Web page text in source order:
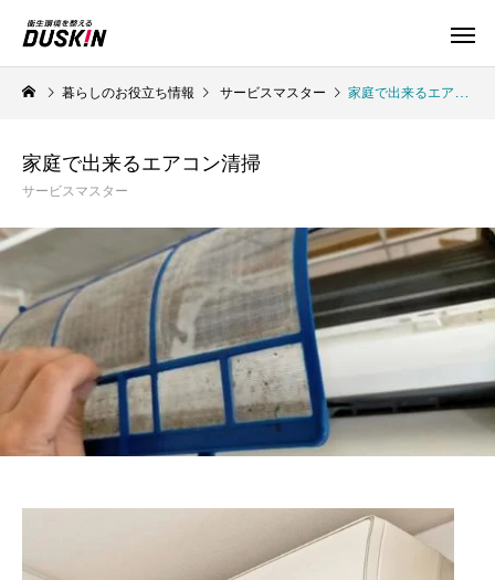
暮らしのお役立ち情報 サービスマスター 家庭で出来るエアコン清掃
家庭で出来るエアコン清掃
サービスマスター